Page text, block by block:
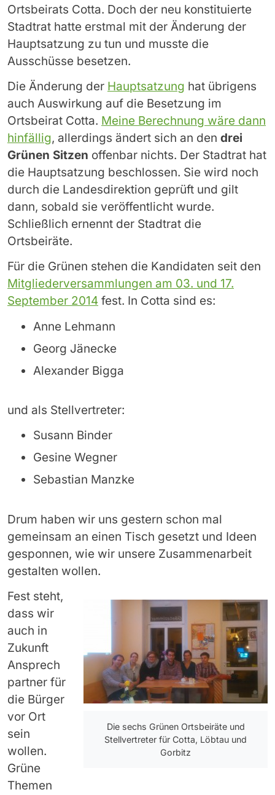
Ortsbeirats Cotta. Doch der neu konstituierte
Stadtrat hatte erstmal mit der Änderung der
Hauptsatzung zu tun und musste die
Ausschüsse besetzen.
Die Änderung der Hauptsatzung hat übrigens
auch Auswirkung auf die Besetzung im
Ortsbeirat Cotta. Meine Berechnung wäre dann
hinfällig, allerdings ändert sich an den drei
Grünen Sitzen offenbar nichts. Der Stadtrat hat
die Hauptsatzung beschlossen. Sie wird noch
durch die Landesdirektion geprüft und gilt
dann, sobald sie veröffentlicht wurde.
Schließlich ernennt der Stadtrat die
Ortsbeiräte.
Für die Grünen stehen die Kandidaten seit den
Mitgliederversammlungen am 03. und 17.
September 2014 fest. In Cotta sind es:
Anne Lehmann
Georg Jänecke
Alexander Bigga
und als Stellvertreter:
Susann Binder
Gesine Wegner
Sebastian Manzke
Drum haben wir uns gestern schon mal
gemeinsam an einen Tisch gesetzt und Ideen
gesponnen, wie wir unsere Zusammenarbeit
gestalten wollen.
Die sechs Grünen Ortsbeiräte und
Stellvertreter für Cotta, Löbtau und
Gorbitz
Fest steht,
dass wir
auch in
Zukunft
Ansprech
partner für
die Bürger
vor Ort
sein
wollen.
Grüne
Themen